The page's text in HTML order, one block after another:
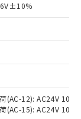
(AC-12): AC24V 10A/
(AC-15): AC24V
うえ
取扱
格
で
には、
）の
す予
）の
認中の
、有
して
の
の